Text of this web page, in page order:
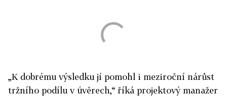
„K dobrému výsledku jí pomohl i meziroční nárůst
tržního podílu v úvěrech,“ říká projektový manažer